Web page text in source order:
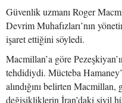
Güvenlik uzmanı Roger
Devrim Muhafızları’nın
işaret ettiğini söyledi.
Macmillan’a göre
tehdidiydi. Mücteba
alındığını belirten
değişikliklerin İran’daki sivil